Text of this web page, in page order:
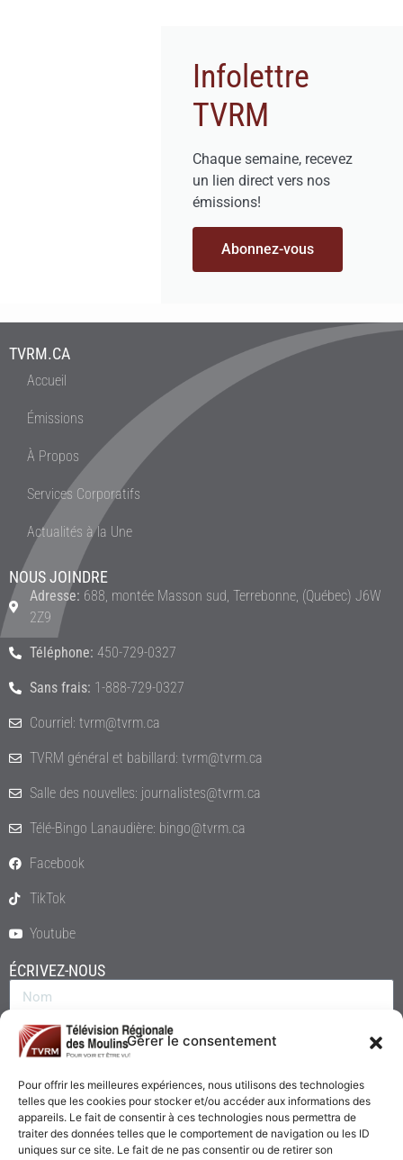
Gérer le consentement
Pour offrir les meilleures expériences, nous utilisons des technologies
telles que les cookies pour stocker et/ou accéder aux informations des
appareils. Le fait de consentir à ces technologies nous permettra de
traiter des données telles que le comportement de navigation ou les ID
uniques sur ce site. Le fait de ne pas consentir ou de retirer son
Infolettre
TVRM
Chaque semaine, recevez
un lien direct vers nos
émissions!
Abonnez-vous
TVRM.CA
Accueil
Émissions
À Propos
Services Corporatifs
Actualités à la Une
NOUS JOINDRE
Adresse: 688, montée Masson sud, Terrebonne, (Québec) J6W
2Z9
Téléphone: 450-729-0327
Sans frais: 1-888-729-0327
Courriel: tvrm@tvrm.ca
TVRM général et babillard: tvrm@tvrm.ca
Salle des nouvelles: journalistes@tvrm.ca
Télé-Bingo Lanaudière: bingo@tvrm.ca
Facebook
TikTok
Youtube
ÉCRIVEZ-NOUS